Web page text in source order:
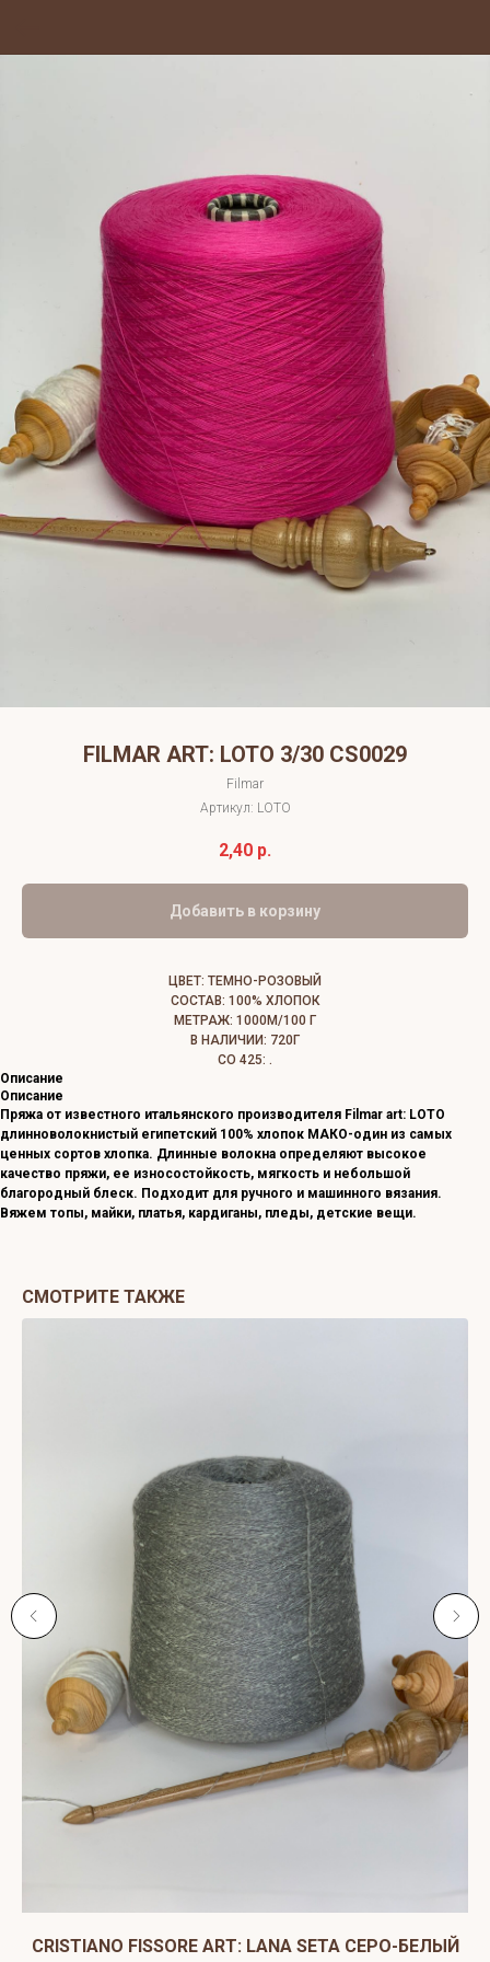
FILMAR ART: LOTO 3/30 CS0029
Filmar
Артикул: LOTO
2,40 р.
Добавить в корзину
ЦВЕТ: ТЕМНО-РОЗОВЫЙ
СОСТАВ: 100% ХЛОПОК
МЕТРАЖ: 1000М/100 Г
В НАЛИЧИИ: 720Г
СО 425: .
Описание
Описание
Пряжа от известного итальянского производителя Filmar art: LOTO
длинноволокнистый египетский 100% хлопок МАКО-один из самых
ценных сортов хлопка. Длинные волокна определяют высокое
качество пряжи, ее износостойкость, мягкость и небольшой
благородный блеск. Подходит для ручного и машинного вязания.
Вяжем топы, майки, платья, кардиганы, пледы, детские вещи.
СМОТРИТЕ ТАКЖЕ
CRISTIANO FISSORE ART: LANA SETA СЕРО-БЕЛЫЙ